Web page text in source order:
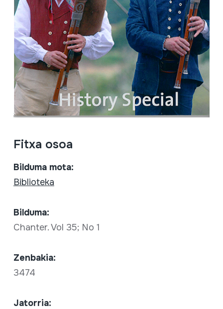
Fitxa osoa
Bilduma mota:
Biblioteka
Bilduma:
Chanter. Vol 35; No 1
Zenbakia:
3474
Jatorria: